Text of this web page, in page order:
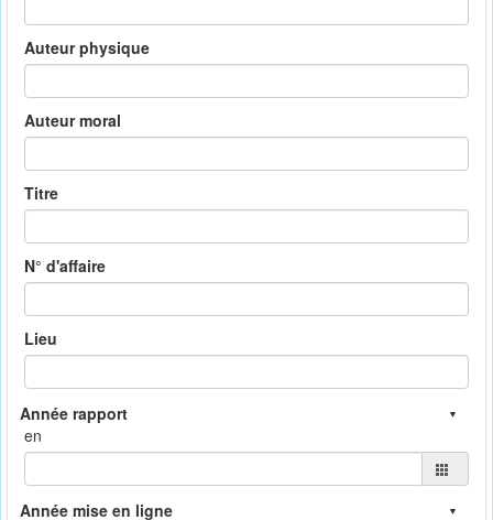
Auteur physique
Auteur moral
Titre
N° d'affaire
Lieu
en